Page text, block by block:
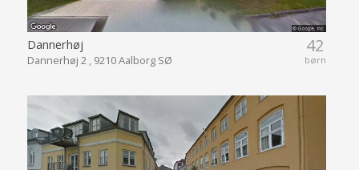
42
børn
Dannerhøj
Dannerhøj 2 , 9210 Aalborg SØ